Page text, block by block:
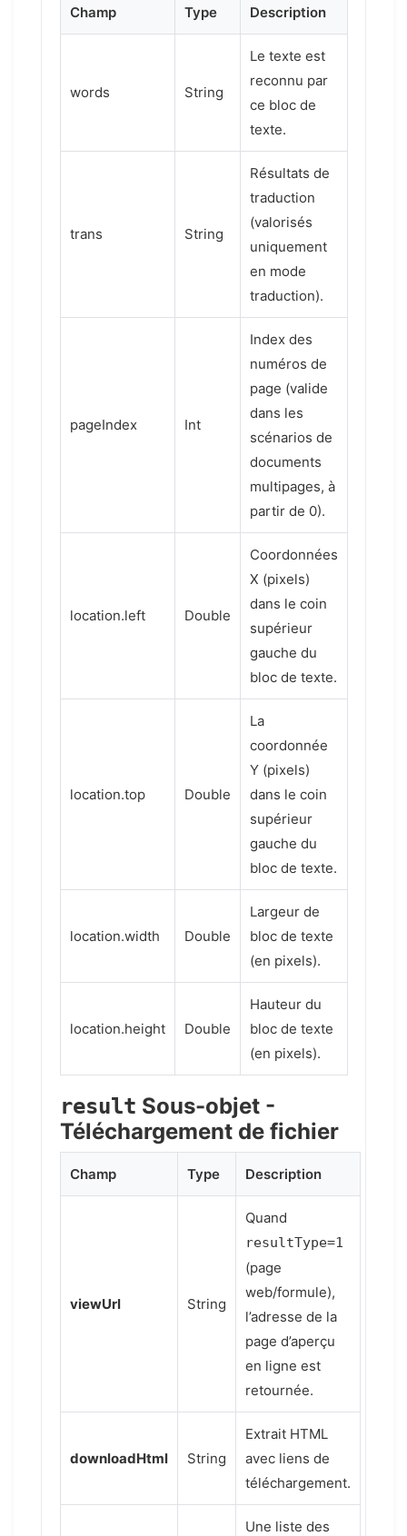
Champ Type Description
words String
Le texte est
reconnu par
ce bloc de
texte.
trans String
Résultats de
traduction
(valorisés
uniquement
en mode
traduction).
pageIndex Int
Index des
numéros de
page (valide
dans les
scénarios de
documents
multipages, à
partir de 0).
location.left Double
Coordonnées
X (pixels)
dans le coin
supérieur
gauche du
bloc de texte.
location.top Double
La
coordonnée
Y (pixels)
dans le coin
supérieur
gauche du
bloc de texte.
location.width Double
Largeur de
bloc de texte
(en pixels).
location.height Double
Hauteur du
bloc de texte
(en pixels).
result Sous-objet -
Téléchargement de fichier
Champ Type Description
viewUrl String
Quand
resultType=1
(page
web/formule),
l’adresse de la
page d’aperçu
en ligne est
retournée.
downloadHtml String
Extrait HTML
avec liens de
téléchargement.
Une liste des